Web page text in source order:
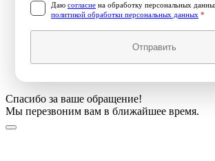
Даю согласие на обработку персональных
политикой обработки персональных данных *
Отправить
Спасибо за ваше обращение!
Мы перезвоним вам в ближайшее время.